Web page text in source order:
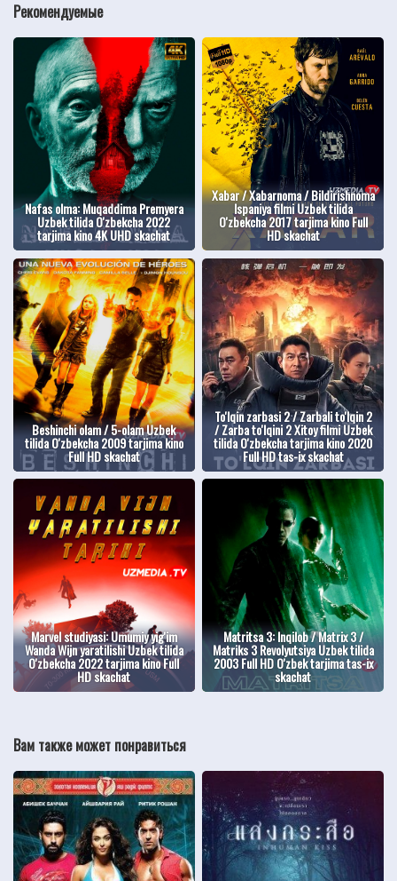
Рекомендуемые
Nafas olma: Muqaddima Premyera
Uzbek tilida O'zbekcha 2022
tarjima kino 4K UHD skachat
Xabar / Xabarnoma / Bildirishnoma
Ispaniya filmi Uzbek tilida
O'zbekcha 2017 tarjima kino Full
HD skachat
Beshinchi olam / 5-olam Uzbek
tilida O'zbekcha 2009 tarjima kino
Full HD skachat
To'lqin zarbasi 2 / Zarbali to'lqin 2
/ Zarba to'lqini 2 Xitoy filmi Uzbek
tilida O'zbekcha tarjima kino 2020
Full HD tas-ix skachat
Marvel studiyasi: Umumiy yig'im
Wanda Wijn yaratilishi Uzbek tilida
O'zbekcha 2022 tarjima kino Full
HD skachat
Matritsa 3: Inqilob / Matrix 3 /
Matriks 3 Revolyutsiya Uzbek tilida
2003 Full HD O'zbek tarjima tas-ix
skachat
Вам также может понравиться